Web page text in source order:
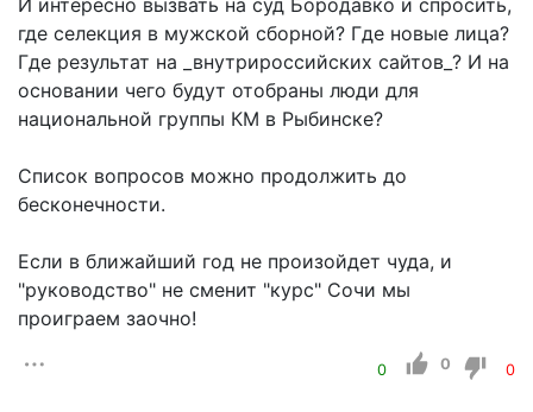
где селекция в мужской сборной? Где новые лица?
Где результат на _внутрироссийских сайтов_? И на
основании чего будут отобраны люди для
национальной группы КМ в Рыбинске?
Список вопросов можно продолжить до
бесконечности.
Если в ближайший год не произойдет чуда, и
"руководство" не сменит "курс" Сочи мы
проиграем заочно!
0 0 0